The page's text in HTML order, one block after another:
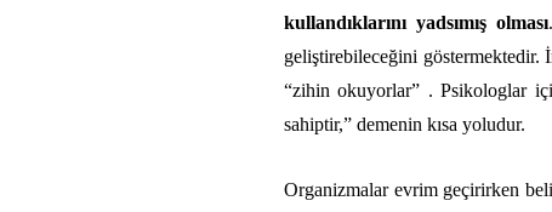
kullandıklarını yadsımış olması
geliştirebileceğini göstermektedir.
“zihin okuyorlar” . Psikologlar
sahiptir,” demenin kısa yoludur.
Organizmalar evrim geçirirken